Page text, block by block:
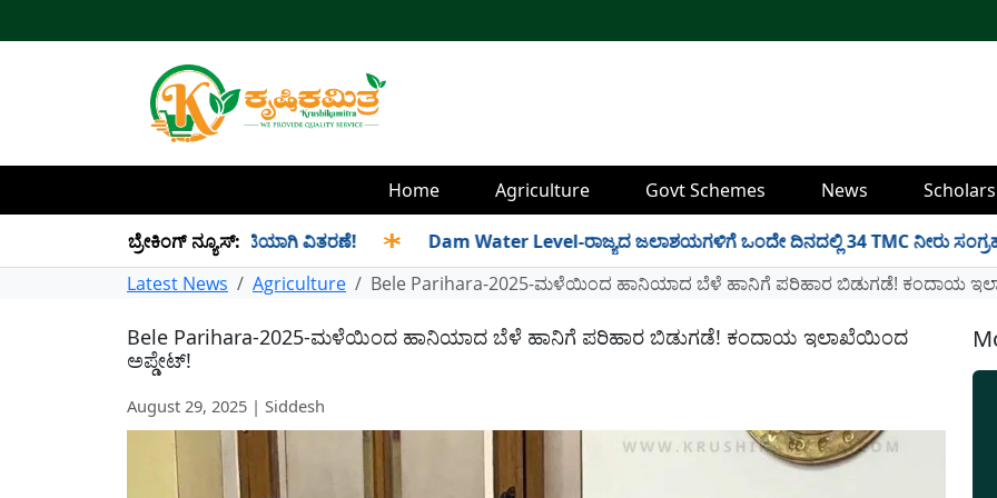
Home Agriculture Govt Schemes News
ಬ್ರೇಕಿಂಗ್ ನ್ಯೂಸ್:
ತಿಂಗಳ ಪಡಿತರ ಜಂಟಿಯಾಗಿ ವಿತರಣೆ! ✱ Dam Water Level-ರಾಜ್ಯದ ಜಲಾಶಯಗಳಿಗೆ ಒಂದೇ ದಿನದಲ್ಲಿ 34 TMC ನೀರು ಸಂಗ್ರಹ!
Latest News
Agriculture Bele Parihara-2025-ಮಳೆಯಿಂದ ಹಾನಿಯಾದ ಬೆಳೆ ಹಾನಿಗೆ ಪರಿಹಾರ ಬಿಡುಗಡೆ! ಕಂದಾಯ
Bele Parihara-2025-ಮಳೆಯಿಂದ ಹಾನಿಯಾದ ಬೆಳೆ ಹಾನಿಗೆ ಪರಿಹಾರ ಬಿಡುಗಡೆ! ಕಂದಾಯ ಇಲಾಖೆಯಿಂದ
ಅಪ್ಡೇಟ್!
August 29, 2025 | Siddesh